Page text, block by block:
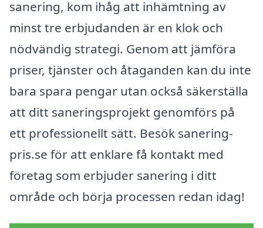
sanering, kom ihåg att inhämtning av
minst tre erbjudanden är en klok och
nödvändig strategi. Genom att jämföra
priser, tjänster och åtaganden kan du inte
bara spara pengar utan också säkerställa
att ditt saneringsprojekt genomförs på
ett professionellt sätt. Besök sanering-
pris.se för att enklare få kontakt med
företag som erbjuder sanering i ditt
område och börja processen redan idag!